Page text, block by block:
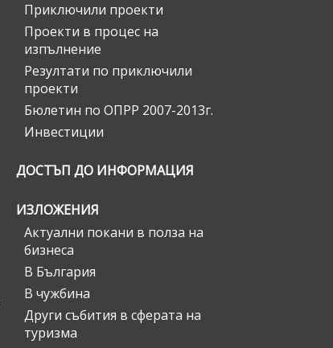
Приключили проекти
Проекти в процес на
изпълнение
Резултати по приключили
проекти
Бюлетин по ОПРР 2007-2013г.
Инвестиции
ДОСТЪП ДО ИНФОРМАЦИЯ
ИЗЛОЖЕНИЯ
Актуални покани в полза на
бизнеса
В България
В чужбина
Други събития в сферата на
туризма